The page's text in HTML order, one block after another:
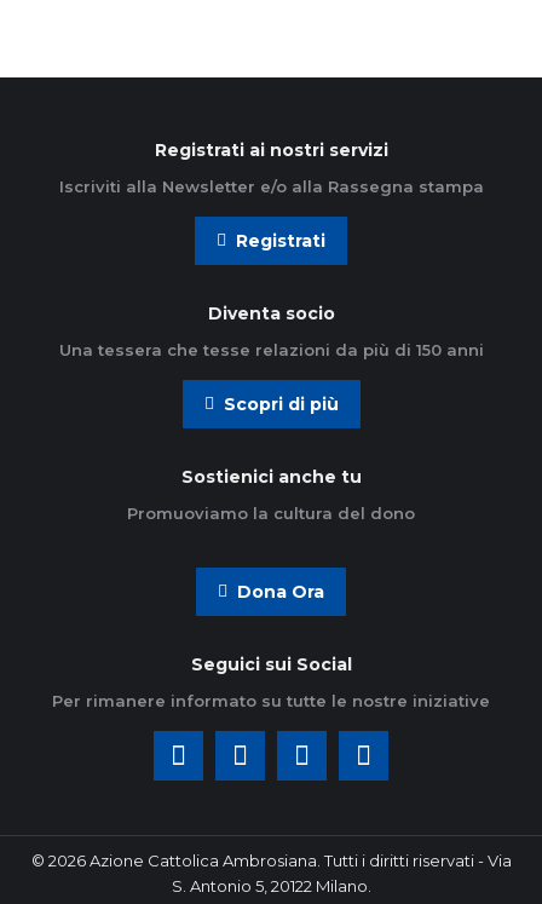
Registrati ai nostri servizi
Iscriviti alla Newsletter e/o alla Rassegna stampa
Registrati
Diventa socio
Una tessera che tesse relazioni da più di 150 anni
Scopri di più
Sostienici anche tu
Promuoviamo la cultura del dono
Dona Ora
Seguici sui Social
Per rimanere informato su tutte le nostre iniziative
© 2026 Azione Cattolica Ambrosiana. Tutti i diritti riservati - Via
S. Antonio 5, 20122 Milano.